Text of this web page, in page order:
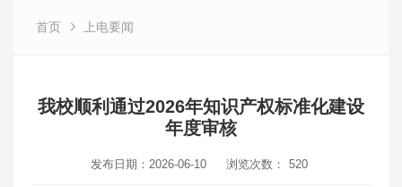
首页 上电要闻
我校顺利通过2026年知识产权标准化建设
年度审核
发布日期：2026-06-10 浏览次数： 520